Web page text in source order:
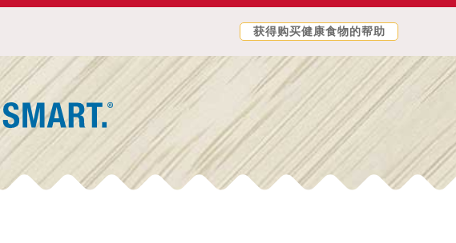
获得购买健康食物的帮助